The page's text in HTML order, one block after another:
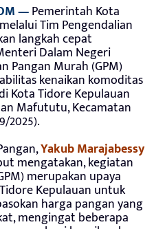
—Pemerintah Kota
Tim Pengendalian
langkah cepat
Dalam Negeri
Pangan Murah (GPM)
kenaikan komoditas
Kota Tidore Kepulauan
Mafututu, Kecamatan
2025).
Yakub Marajabessy
mengatakan, kegiatan
merupakan upaya
Kepulauan untuk
harga pangan yang
mengingat beberapa